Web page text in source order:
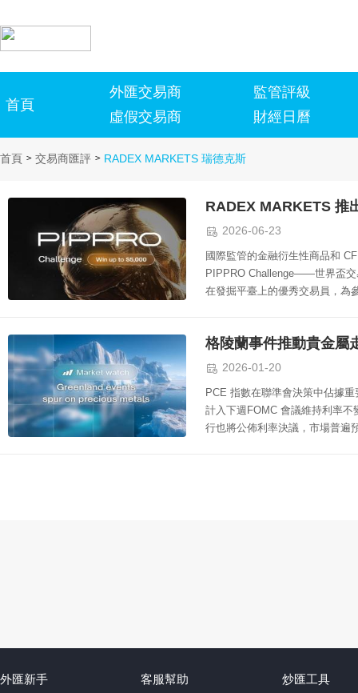
首頁
外匯交易商
虛假交易商
監管評級
財經日曆
首頁 > 交易商匯評 > RADEX MARKETS 瑞德克斯
 2026-06-23
國際監管的金融衍生性商品和
PIPPRO Challenge——世界盃交
在發掘平臺上的優秀交易員，為
格陵蘭事件推動貴金屬
 2026-01-20
PCE 指數在聯準會決策中佔據
計入下週FOMC 會議維持利率
行也將公佈利率決議，市場普遍
外匯新手 客服幫助 炒匯工具